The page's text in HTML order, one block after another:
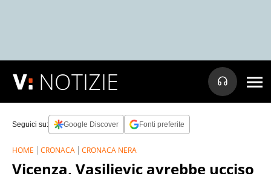
NOTIZIE
Seguici su: Google Discover Fonti preferite
HOME CRONACA CRONACA NERA
Vicenza, Vasiljevic avrebbe ucciso